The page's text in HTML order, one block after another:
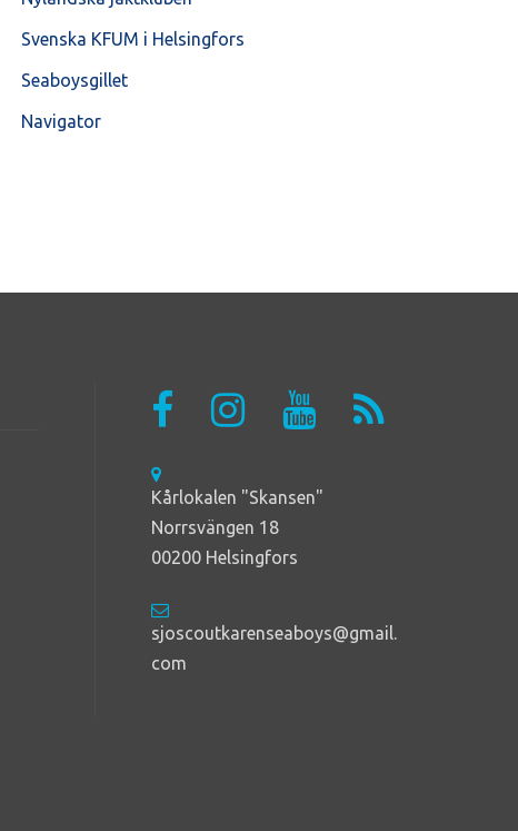
Svenska KFUM i Helsingfors
Seaboysgillet
Navigator
Kårlokalen "Skansen"
Norrsvängen 18
00200 Helsingfors
sjoscoutkarenseaboys@gmail.
com